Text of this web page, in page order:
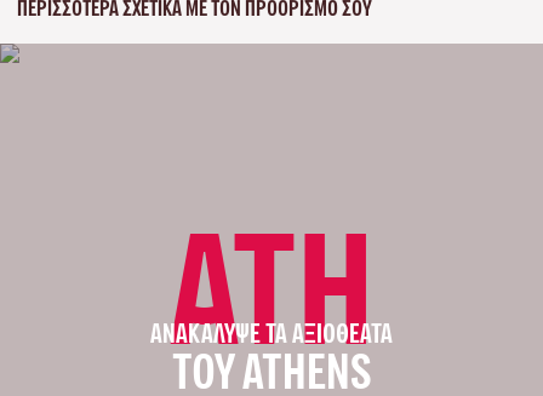
ΠΕΡΙΣΣΌΤΕΡΑ ΣΧΕΤΙΚΆ ΜΕ ΤΟΝ ΠΡΟΟΡΙΣΜΌ ΣΟΥ
ATH
ΑΝΑΚΆΛΥΨΕ ΤΑ ΑΞΙΟΘΈΑΤΑ
ΤΟΥ ATHENS